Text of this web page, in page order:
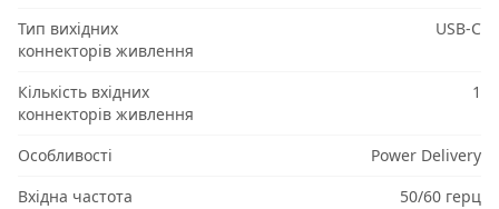
Тип вихідних
коннекторів живлення
USB-C
Кількість вхідних
коннекторів живлення
1
Особливості
Power Delivery
Вхідна частота
50/60 герц